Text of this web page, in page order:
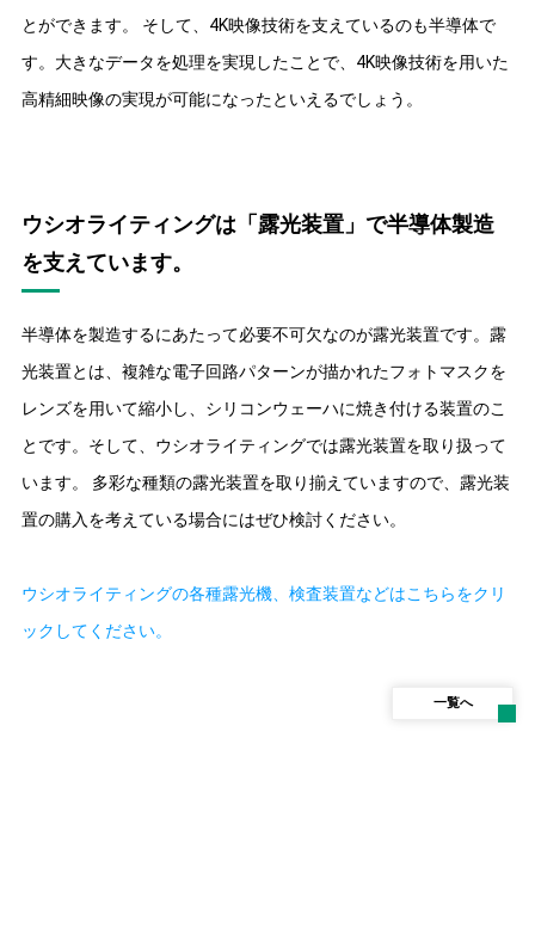
とができます。 そして、4K映像技術を支えているのも半導体で
す。大きなデータを処理を実現したことで、4K映像技術を用いた
高精細映像の実現が可能になったといえるでしょう。
ウシオライティングは「露光装置」で半導体製造
を支えています。
半導体を製造するにあたって必要不可欠なのが露光装置です。露
光装置とは、複雑な電子回路パターンが描かれたフォトマスクを
レンズを用いて縮小し、シリコンウェーハに焼き付ける装置のこ
とです。そして、ウシオライティングでは露光装置を取り扱って
います。 多彩な種類の露光装置を取り揃えていますので、露光装
置の購入を考えている場合にはぜひ検討ください。
ウシオライティングの各種露光機、検査装置などはこちらをクリ
ックしてください。
一覧へ